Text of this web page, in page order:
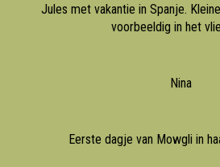
Jules met vakantie in Spanje.
voorbeeldig in het
Nina
Eerste dagje van Mowgli in